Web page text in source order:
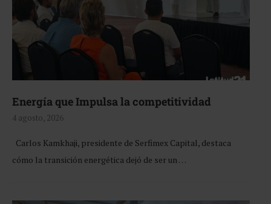
Energía que Impulsa la competitividad
4 agosto, 2026
Carlos Kamkhaji, presidente de Serfimex Capital, destaca
cómo la transición energética dejó de ser un …